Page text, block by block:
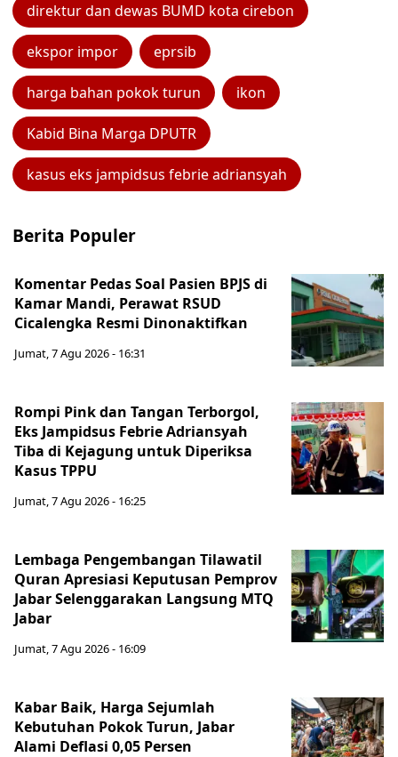
direktur dan dewas BUMD kota cirebon
ekspor impor eprsib
harga bahan pokok turun ikon
Kabid Bina Marga DPUTR
kasus eks jampidsus febrie adriansyah
Berita Populer
Komentar Pedas Soal Pasien BPJS di
Kamar Mandi, Perawat RSUD
Cicalengka Resmi Dinonaktifkan
Jumat, 7 Agu 2026 - 16:31
Rompi Pink dan Tangan Terborgol,
Eks Jampidsus Febrie Adriansyah
Tiba di Kejagung untuk Diperiksa
Kasus TPPU
Jumat, 7 Agu 2026 - 16:25
Lembaga Pengembangan Tilawatil
Quran Apresiasi Keputusan Pemprov
Jabar Selenggarakan Langsung MTQ
Jabar
Jumat, 7 Agu 2026 - 16:09
Kabar Baik, Harga Sejumlah
Kebutuhan Pokok Turun, Jabar
Alami Deflasi 0,05 Persen